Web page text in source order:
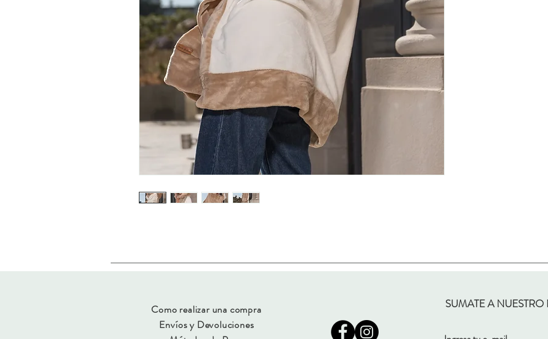
Como realizar una compra
Envíos y Devoluciones
SUMATE A NUESTRO